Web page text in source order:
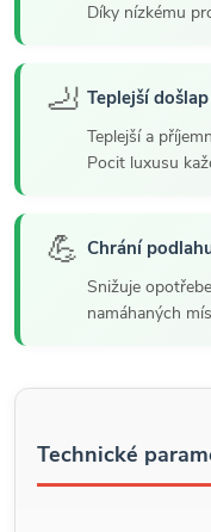
Díky nízkému
🦶 Teplejší došlap
Teplejší a
Pocit luxusu
💪 Chrání
Snižuje
namáhaných
Technické